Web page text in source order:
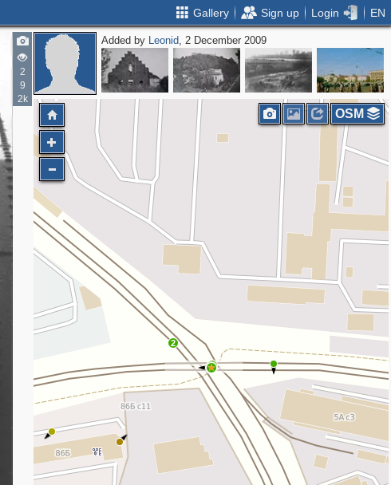
Gallery Sign up Login EN
2
9
2k
Added by Leonid, 2 December 2009
2
2
OSM